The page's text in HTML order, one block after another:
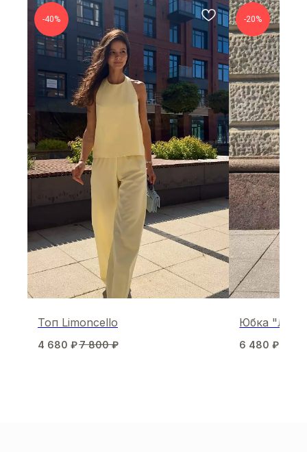
-40%
Топ Limoncello
4 680 ₽7 800 ₽
-20%
Юбка "Лён"
6 480 ₽